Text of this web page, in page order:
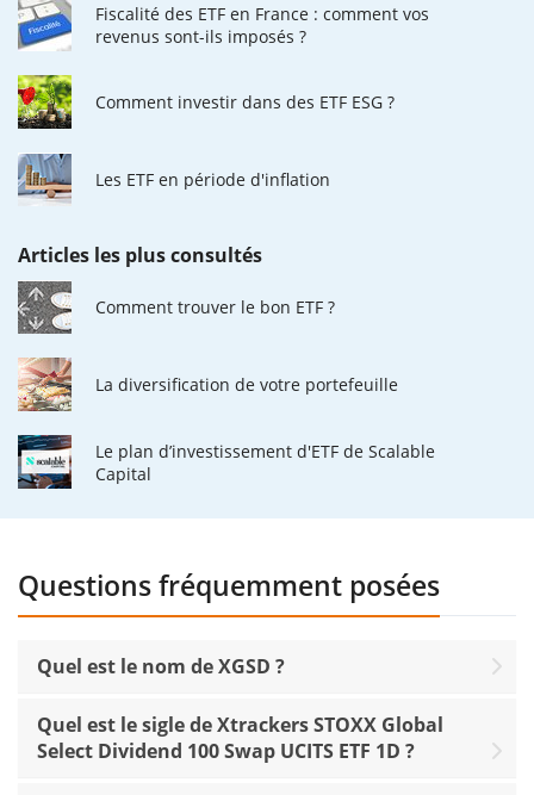
Fiscalité des ETF en France : comment vos
revenus sont-ils imposés ?
Comment investir dans des ETF ESG ?
Les ETF en période d'inflation
Articles les plus consultés
Comment trouver le bon ETF ?
La diversification de votre portefeuille
Le plan d’investissement d'ETF de Scalable
Capital
Questions fréquemment posées
Quel est le nom de XGSD ?
Quel est le sigle de Xtrackers STOXX Global
Select Dividend 100 Swap UCITS ETF 1D ?